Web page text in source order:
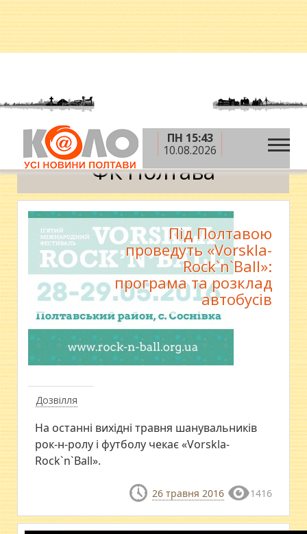
ПН 15:43
10.08.2026
Головна » ФК Полтава
ФК Полтава
Дозвілля
Під Полтавою
проведуть «Vorskla-
Rock`n`Ball»:
програма та розклад
автобусів
На останні вихідні травня шанувальників
рок-н-ролу і футболу чекає «Vorskla-
Rock`n`Ball».
26 травня 2016 1416